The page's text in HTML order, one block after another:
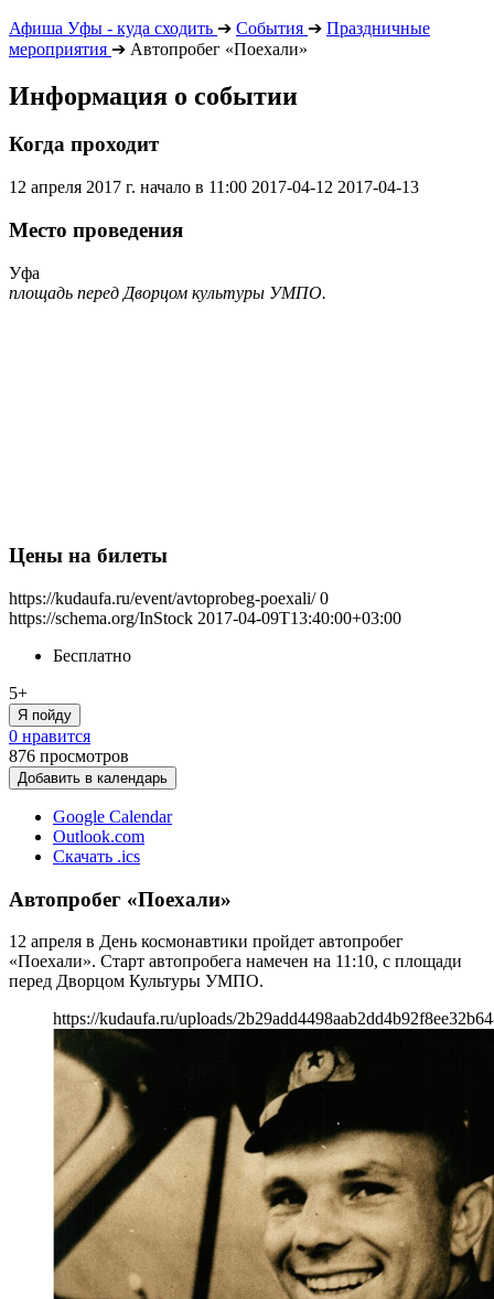
Афиша Уфы - куда сходить ➔ События ➔ Праздничные
мероприятия ➔ Автопробег «Поехали»
Информация о событии
Когда проходит
12 апреля 2017 г. начало в 11:00 2017-04-12 2017-04-13
Место проведения
Уфа
площадь перед Дворцом культуры УМПО.
Цены на билеты
https://kudaufa.ru/event/avtoprobeg-poexali/ 0
https://schema.org/InStock 2017-04-09T13:40:00+03:00
Бесплатно
5+
Я пойду
0 нравится
876 просмотров
Добавить в календарь
Google Calendar
Outlook.com
Скачать .ics
Автопробег «Поехали»
12 апреля в День космонавтики пройдет автопробег
«Поехали». Старт автопробега намечен на 11:10, с площади
перед Дворцом Культуры УМПО.
https://kudaufa.ru/uploads/